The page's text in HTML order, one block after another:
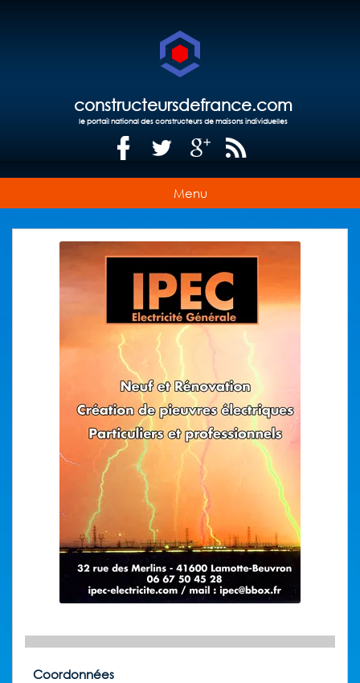
constructeursdefrance.com
le portail national des constructeurs de maisons individuelles
Menu
Coordonnées